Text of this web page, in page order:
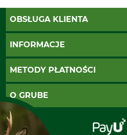
OBSŁUGA KLIENTA
Katalogi Grube
Ustawienia plików cookie
INFORMACJE
Koszty dostawy
Regulamin sklepu
Klauzula RODO
Odstąpienie od zamówienia
METODY PŁATNOŚCI
PayU
Za pobraniem (z dopłatą)
Polecenie zapłaty SEPA
O GRUBE
Sklep stacjonarny
Kontakt